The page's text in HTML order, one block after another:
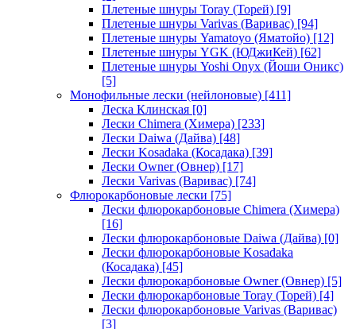
Плетеные шнуры Toray (Торей) [9]
Плетеные шнуры Varivas (Варивас) [94]
Плетеные шнуры Yamatoyo (Яматойо) [12]
Плетеные шнуры YGK (ЮДжиКей) [62]
Плетеные шнуры Yoshi Onyx (Йоши Оникс)
[5]
Монофильные лески (нейлоновые) [411]
Леска Клинская [0]
Лески Chimera (Химера) [233]
Лески Daiwa (Дайва) [48]
Лески Kosadaka (Косадака) [39]
Лески Owner (Овнер) [17]
Лески Varivas (Варивас) [74]
Флюрокарбоновые лески [75]
Лески флюрокарбоновые Chimera (Химера)
[16]
Лески флюрокарбоновые Daiwa (Дайва) [0]
Лески флюрокарбоновые Kosadaka
(Косадака) [45]
Лески флюрокарбоновые Owner (Овнер) [5]
Лески флюрокарбоновые Toray (Торей) [4]
Лески флюрокарбоновые Varivas (Варивас)
[3]